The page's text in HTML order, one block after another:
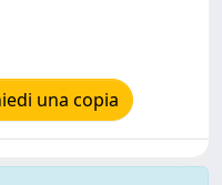
una copia